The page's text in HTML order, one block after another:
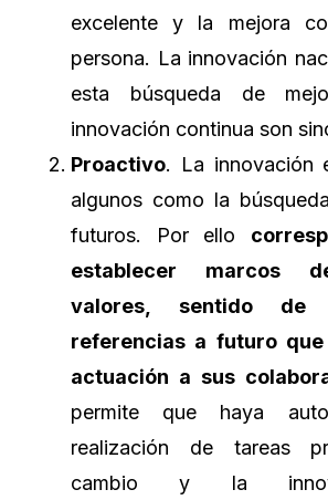
excelente y la mejora
persona. La innovación
esta búsqueda de
innovación continua son
Proactivo. La innovación
algunos como la
futuros. Por ello
establecer marcos
valores, sentido de
referencias a futuro
actuación a sus
permite que haya
realización de tareas
cambio y la